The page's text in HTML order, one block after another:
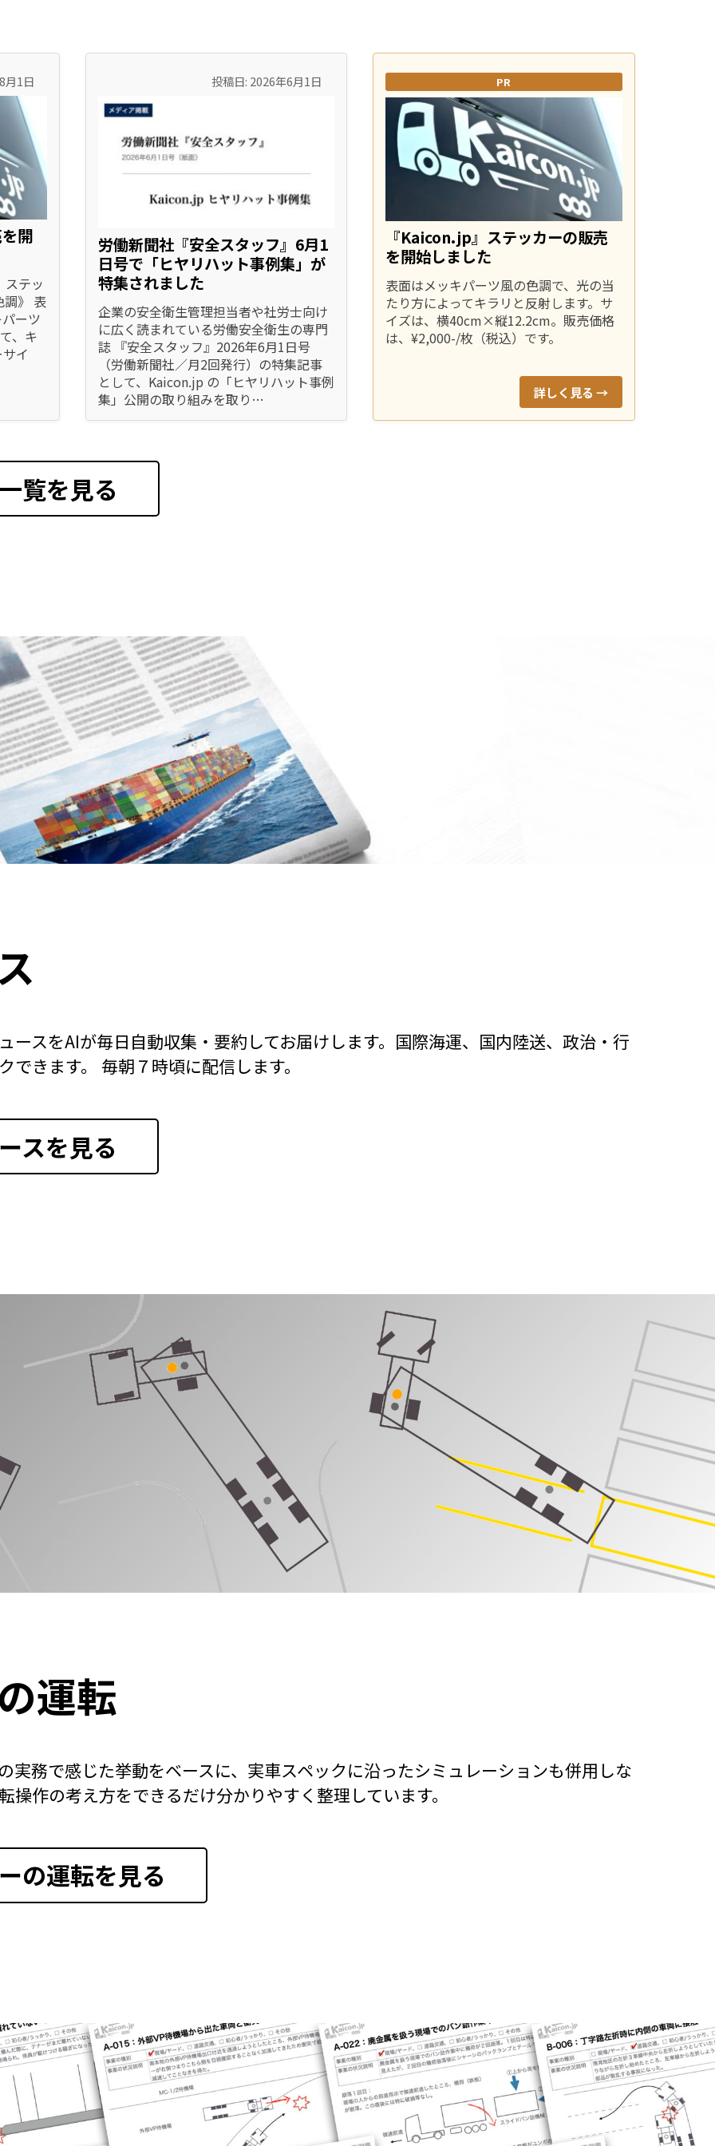
月1日
開
テッ
調》 表
ーツ
、キ
イ
投稿日: 2026年6月1日
労働新聞社『安全スタッフ』6月1
日号で「ヒヤリハット事例集」が
特集されました
企業の安全衛生管理担当者や社労士向け
に広く読まれている労働安全衛生の専門
誌 『安全スタッフ』2026年6月1日号
（労働新聞社／月2回発行）の特集記事
として、Kaicon.jp の「ヒヤリハット事例
集」公開の取り組みを取り…
PR
『Kaicon.jp』ステッカーの販売
を開始しました
表面はメッキパーツ風の色調で、光の当
たり方によってキラリと反射します。サ
イズは、横40cm×縦12.2cm。販売価格
は、¥2,000-/枚（税込）です。
詳しく見る →
覧を見る
ースをAIが毎日自動収集・要約してお届けします。国際海運、国内陸送、政治・行
きます。 毎朝７時頃に配信します。
スを見る
運転
実務で感じた挙動をベースに、実車スペックに沿ったシミュレーションも併用しな
操作の考え方をできるだけ分かりやすく整理しています。
の運転を見る